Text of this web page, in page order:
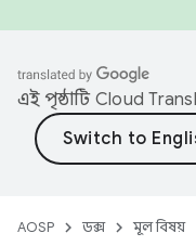
এই পৃষ্ঠাটি Cloud
AOSP ডক্স মূল বিষয়